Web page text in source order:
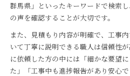
群馬県」といったキーワードで検索
の声を確認することが大切です。
また、見積もり内容が明確で、工事
いて丁寧に説明できる職人は信頼性
に依頼した方の中には「細かな要望
た」「工事中も進捗報告があり安心